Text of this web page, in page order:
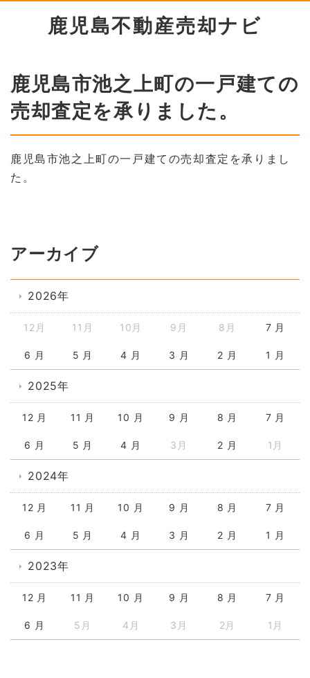
鹿児島不動産売却ナビ
鹿児島市池之上町の一戸建ての
売却査定を承りました。
鹿児島市池之上町の一戸建ての売却査定を承りまし
た。
アーカイブ
2026年
12月 11月 10月 9月 8月 7 月
6 月 5 月 4 月 3 月 2 月 1 月
2025年
12 月 11 月 10 月 9 月 8 月 7 月
6 月 5 月 4 月 3月 2 月 1月
2024年
12 月 11 月 10 月 9 月 8 月 7 月
6 月 5 月 4 月 3 月 2 月 1 月
2023年
12 月 11 月 10 月 9 月 8 月 7 月
6 月 5月 4月 3月 2月 1月